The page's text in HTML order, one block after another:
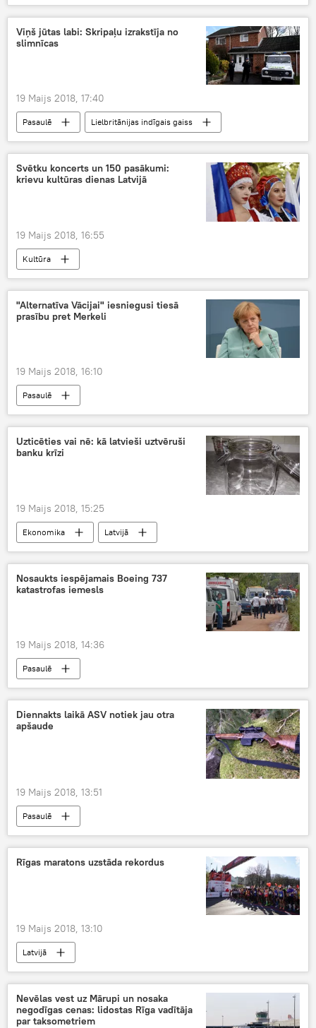
Viņš jūtas labi: Skripaļu izrakstīja no
slimnīcas
19 Maijs 2018, 17:40
Pasaulē Lielbritānijas indīgais gaiss
Svētku koncerts un 150 pasākumi:
krievu kultūras dienas Latvijā
19 Maijs 2018, 16:55
Kultūra
"Alternatīva Vācijai" iesniegusi tiesā
prasību pret Merkeli
19 Maijs 2018, 16:10
Pasaulē
Uzticēties vai nē: kā latvieši uztvēruši
banku krīzi
19 Maijs 2018, 15:25
Ekonomika Latvijā
Nosaukts iespējamais Boeing 737
katastrofas iemesls
19 Maijs 2018, 14:36
Pasaulē
Diennakts laikā ASV notiek jau otra
apšaude
19 Maijs 2018, 13:51
Pasaulē
Rīgas maratons uzstāda rekordus
19 Maijs 2018, 13:10
Latvijā
Nevēlas vest uz Mārupi un nosaka
negodīgas cenas: lidostas Rīga vadītāja
par taksometriem